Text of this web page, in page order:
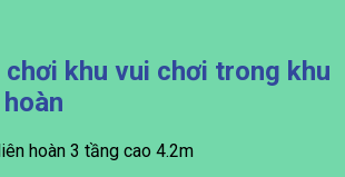
chơi khu vui chơi trong khu
hoàn 3 tầng cao 4.2m